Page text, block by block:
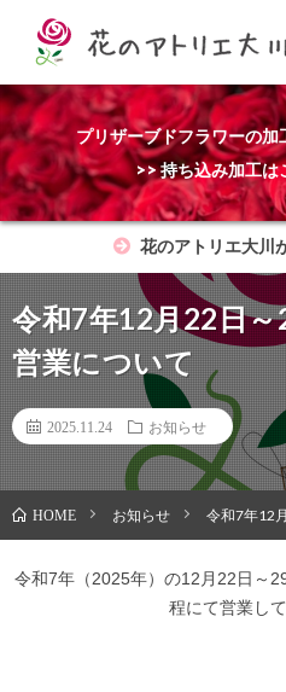
プリザーブドフラワーの
>> 持ち込み加工は
花のアトリエ大川
令和7年12月22日
営業について
2025.11.24 お知らせ
HOME お知らせ 令和7年12
令和7年（2025年）の12月22日～
程にて営業し